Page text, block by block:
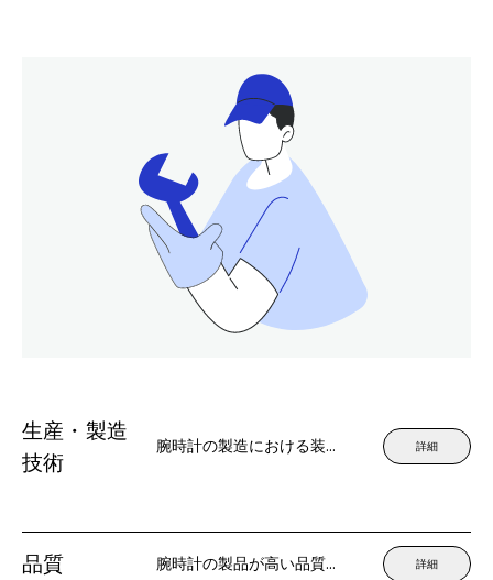
生産・製造
技術
腕時計の製造における装置や金型、工具の設計を通じて、生産工程の効率化を支える仕事です。高い品質と信頼性を確保しながら、合理化、効率化によりコスト削減に貢献する役割も担っています。 詳細
品質 腕時計の製品が高い品質基準を満たすよう、製造プロセス全体を管理・評価し、データ分析や基準見直しを通じて品質向上を図る仕事です。信頼性の向上やブランド価値の強化に貢献します。 詳細